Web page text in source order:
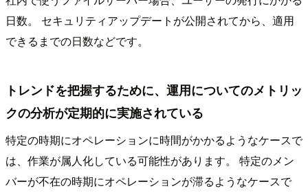
日数。 セキュリティアップデートが公開されてから、適用
できるまでの日数などです。
トレンドを把握するために、運用についてのメトリッ
クの分析が定期的に実施されている
特定の時期にオペレーションに時間がかかるようなケースで
は、作業が属人化している可能性があります。 特定のメン
バーが不在の時期にオペレーションが滞るようなケースで